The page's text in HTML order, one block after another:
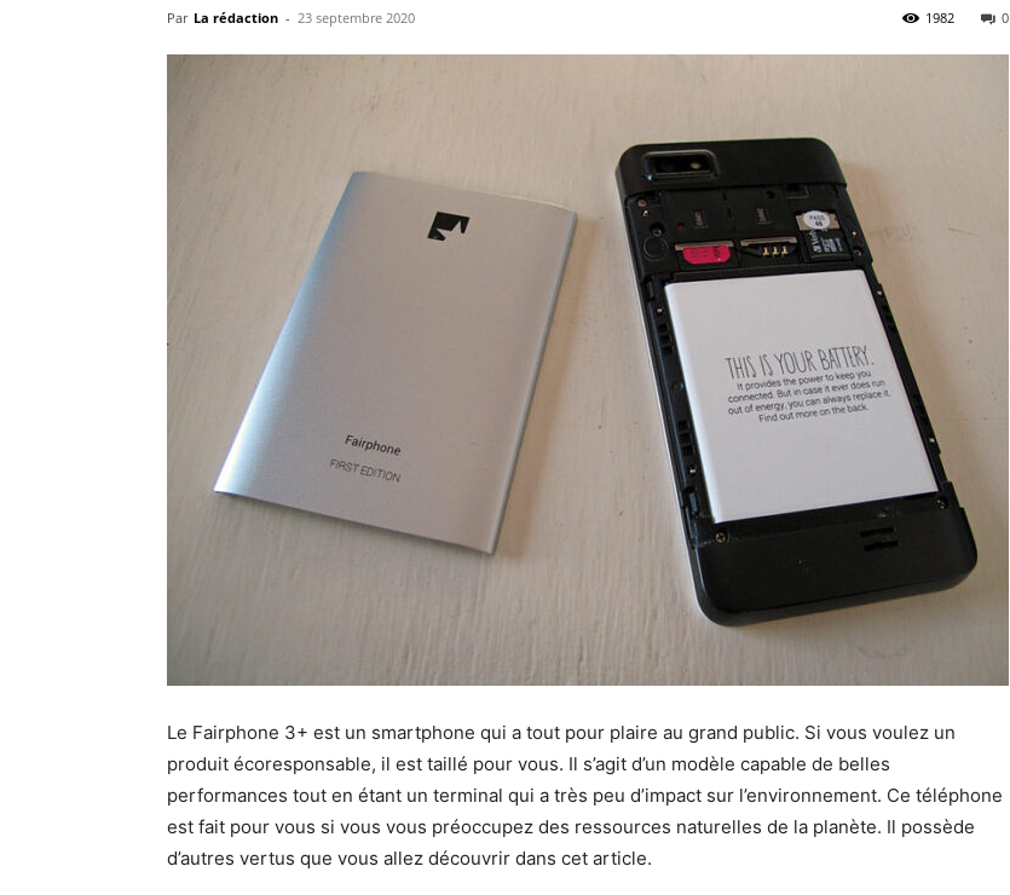
Par La rédaction - 23 septembre 2020 0
1982
Le Fairphone 3+ est un smartphone qui a tout pour plaire au grand public. Si vous voulez un
produit écoresponsable, il est taillé pour vous. Il s’agit d’un modèle capable de belles
performances tout en étant un terminal qui a très peu d’impact sur l’environnement. Ce téléphone
est fait pour vous si vous vous préoccupez des ressources naturelles de la planète. Il possède
d’autres vertus que vous allez découvrir dans cet article.